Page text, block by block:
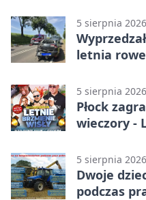
5 sierpnia 2026
letnia
5 sierpnia 2026
Płock
wieczory -
5 sierpnia 2026
Dwoje
podczas